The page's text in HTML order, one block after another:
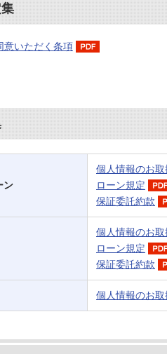
意いただく条項
ン
個人情報のお
ローン規定
保証委託約款
個人情報のお
ローン規定
保証委託約款
個人情報のお